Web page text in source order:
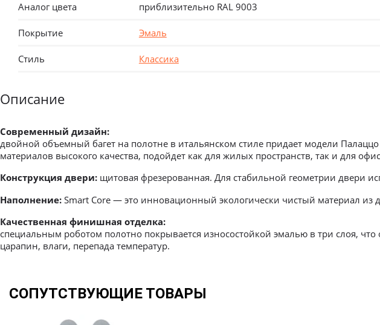
Межкомнатные двери
Межкомнатные двери
Аналог цвета приблизительно RAL 9003
Покрытие Эмаль
Стиль Классика
Описание
Современный дизайн:
двойной объемный багет на полотне в итальянском стиле придает модели
материалов высокого качества, подойдет как для жилых пространств, так и для
Конструкция двери: щитовая фрезерованная. Для стабильной геометрии двери
Наполнение: Smart Core — это инновационный экологически чистый материал из
Качественная финишная отделка:
специальным роботом полотно покрывается износостойкой эмалью в три слоя,
царапин, влаги, перепада температур.
СОПУТСТВУЮЩИЕ ТОВАРЫ